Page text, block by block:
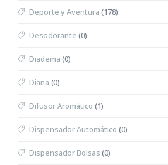
Deporte y Aventura (178)
Desodorante (0)
Diadema (0)
Diana (0)
Difusor Aromático (1)
Dispensador Automático (0)
Dispensador Bolsas (0)